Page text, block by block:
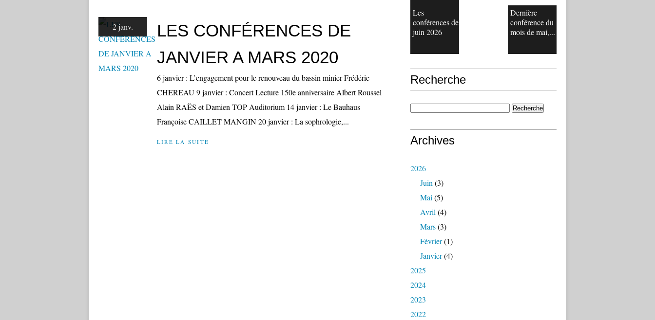
2 janv.
LES CONFÉRENCES DE
JANVIER A MARS 2020
6 janvier : L’engagement pour le renouveau du bassin minier Frédéric
CHEREAU 9 janvier : Concert Lecture 150e anniversaire Albert Roussel
Alain RAËS et Damien TOP Auditorium 14 janvier : Le Bauhaus
Françoise CAILLET MANGIN 20 janvier : La sophrologie,...
LIRE LA SUITE
Les
conférences de
juin 2026
Dernière
conférence du
mois de mai,...
Recherche
Archives
2026
Juin (3)
Mai (5)
Avril (4)
Mars(3)
Février(1)
Janvier(4)
2025
2024
2023
2022